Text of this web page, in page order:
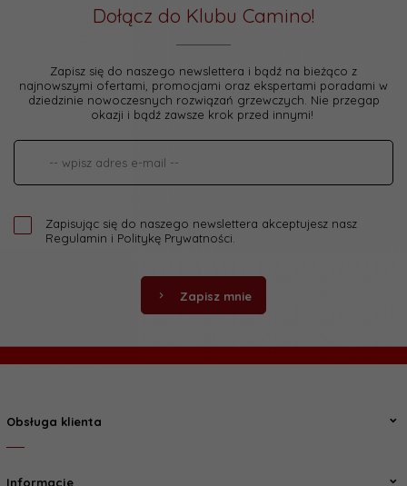
Dołącz do Klubu Camino!
Zapisz się do naszego newslettera i bądź na bieżąco z
najnowszymi ofertami, promocjami oraz ekspertami poradami w
dziedzinie nowoczesnych rozwiązań grzewczych. Nie przegap
okazji i bądź zawsze krok przed innymi!
Zapisując się do naszego newslettera akceptujesz nasz
Regulamin i Politykę Prywatności
Zapisz mnie
Obsługa klienta
Informacje